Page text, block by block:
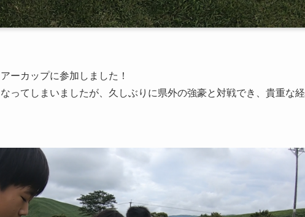
ーカップに参加しました！
ってしまいましたが、久しぶりに県外の強豪と対戦でき、貴重な